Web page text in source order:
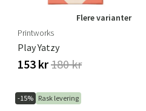
Flere varianter
Printworks
Play Yatzy
153 kr180 kr
-15% Rask levering